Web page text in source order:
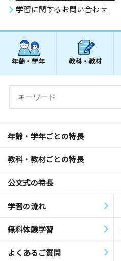
学習に関するお問い合わせ
年齢・学年 教科・教材
年齢・学年ごとの特長
教科・教材ごとの特長
公文式の特長
学習の流れ
無料体験学習
よくあるご質問